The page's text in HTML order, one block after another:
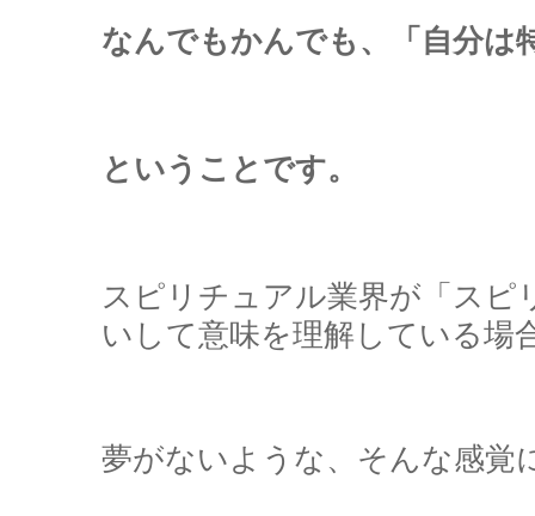
なんでもかんでも、「自分は
ということです。
スピリチュアル業界が「スピ
いして意味を理解している場
夢がないような、そんな感覚